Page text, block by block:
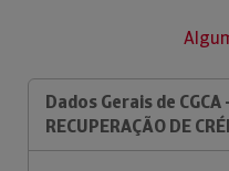
Dados Gerais de CGCA
RECUPERAÇÃO DE